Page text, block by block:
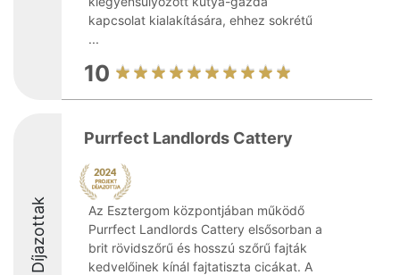
kapcsolat kialakítására, ehhez sokrétű
...
10
Díjazottak
Purrfect Landlords Cattery
Az Esztergom központjában működő
Purrfect Landlords Cattery elsősorban a
brit rövidszőrű és hosszú szőrű fajták
kedvelőinek kínál fajtatiszta cicákat. A